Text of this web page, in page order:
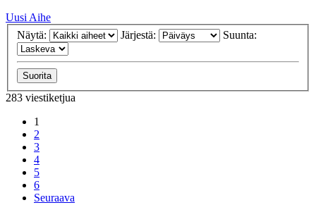
Uusi Aihe
Näytä:
Järjestä: Suunta:
283 viestiketjua
1
2
3
4
5
6
Seuraava